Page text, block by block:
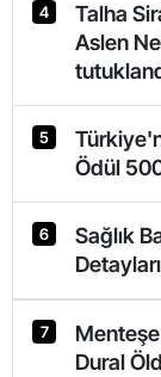
4
Talha
Aslen
5
Ödül
6
Sağlık
7
Dural